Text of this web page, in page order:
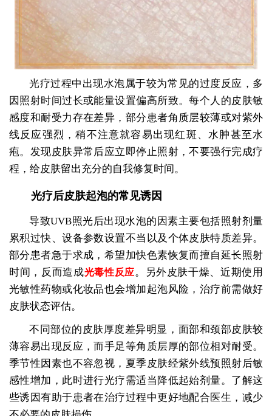
光疗过程中出现水泡属于较为常见的过度反应，多
因照射时间过长或能量设置偏高所致。每个人的皮肤敏
感度和耐受力存在差异，部分患者角质层较薄或对紫外
线反应强烈，稍不注意就容易出现红斑、水肿甚至水
疱。发现皮肤异常后应立即停止照射，不要强行完成疗
程，给皮肤留出充分的自我修复时间。
光疗后皮肤起泡的常见诱因
导致UVB照光后出现水泡的因素主要包括照射剂量
累积过快、设备参数设置不当以及个体皮肤特质差异。
部分患者急于求成，希望加快色素恢复而擅自延长照射
时间，反而造成光毒性反应。另外皮肤干燥、近期使用
光敏性药物或化妆品也会增加起泡风险，治疗前需做好
皮肤状态评估。
不同部位的皮肤厚度差异明显，面部和颈部皮肤较
薄容易出现反应，而手足等角质层厚的部位相对耐受。
季节性因素也不容忽视，夏季皮肤经紫外线预照射后敏
感性增加，此时进行光疗需适当降低起始剂量。了解这
些诱因有助于患者在治疗过程中更好地配合医生，减少